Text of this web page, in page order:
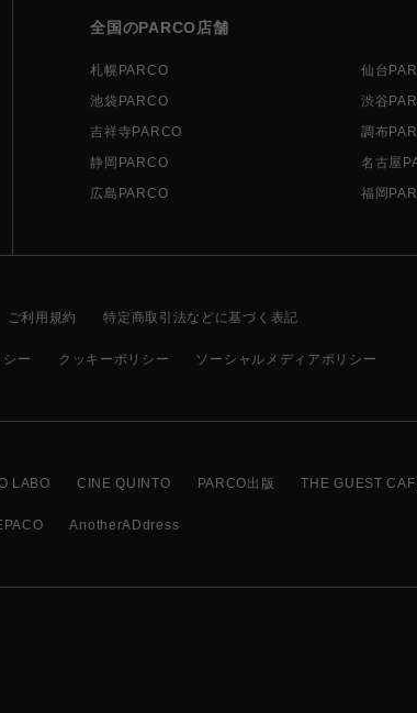
全国のPARCO店舗
札幌PARCO 仙台
池袋PARCO
渋谷
吉祥寺PARCO
調布
静岡PARCO
名古屋
広島PARCO
福岡
ご利用規約 特定商取引法などに基づく表記
ー クッキーポリシー ソーシャルメディアポリシー
LABO CINE QUINTO PARCO出版 THE GUEST
AnotherADdress